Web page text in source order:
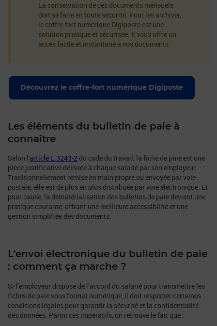
La conservation de ces documents mensuels
doit se faire en toute sécurité. Pour les archiver,
le coffre-fort numérique Digiposte est une
solution pratique et sécurisée. Il vous offre un
accès facile et instantané à vos documents.
Découvrez le coffre-fort numérique Digiposte
Les éléments du bulletin de paie à
connaître
Selon l'article L.3243-2 du code du travail, la fiche de paie est une
pièce justificative délivrée à chaque salarié par son employeur.
Traditionnellement remise en main propre ou envoyée par voie
postale, elle est de plus en plus distribuée par voie électronique. Et
pour cause, la dématérialisation des bulletins de paie devient une
pratique courante, offrant une meilleure accessibilité et une
gestion simplifiée des documents.
L'envoi électronique du bulletin de paie
: comment ça marche ?
Si l’employeur dispose de l’accord du salarié pour transmettre les
fiches de paie sous format numérique, il doit respecter certaines
conditions légales pour garantir la sécurité et la confidentialité
des données. Parmi ces impératifs, on retrouve le fait que :